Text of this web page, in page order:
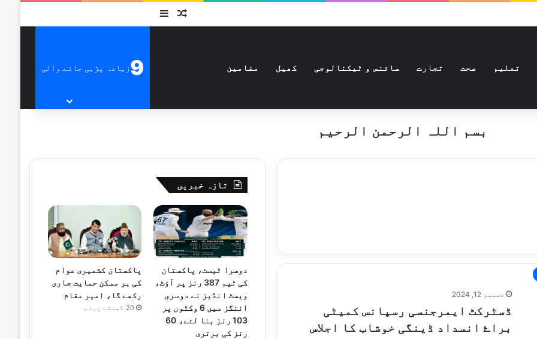
متفرق
تعلیم صحت تجارت سائنس و ٹیکنالوجی کھیل مضامین 9زیادہ پڑہی جانے والی
بسم اللہ الرحمن الرحیم
دسمبر 12, 2024
ڈسٹرکٹ ایمرجنسی رسپانس کمیٹی
براۓ انسداد ڈینگی خوشاب کا اجلاس
تازہ خبریں
دوسرا ٹیسٹ، پاکستان
کی ٹیم 387 رنز پر آؤٹ،
ویسٹ انڈیز نے دوسری
اننگز میں 6 وکٹوں پر
103 رنز بنا لئے، 60
رنز کی برتری
پاکستان کشمیری عوام
کی ہر ممکن حمایت جاری
رکھے گا، امیر مقام
20 گھنٹے پہلے